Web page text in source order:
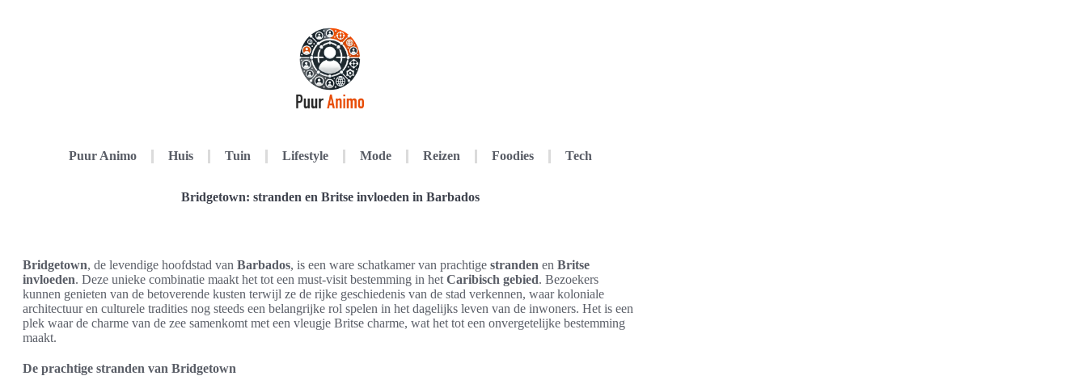
Puur Animo Huis Tuin Lifestyle Mode Reizen Foodies Tech
Bridgetown: stranden en Britse invloeden in Barbados
Bridgetown, de levendige hoofdstad van Barbados, is een ware schatkamer van prachtige stranden en Britse
invloeden. Deze unieke combinatie maakt het tot een must-visit bestemming in het Caribisch gebied. Bezoekers
kunnen genieten van de betoverende kusten terwijl ze de rijke geschiedenis van de stad verkennen, waar koloniale
architectuur en culturele tradities nog steeds een belangrijke rol spelen in het dagelijks leven van de inwoners. Het is een
plek waar de charme van de zee samenkomt met een vleugje Britse charme, wat het tot een onvergetelijke bestemming
maakt.
De prachtige stranden van Bridgetown